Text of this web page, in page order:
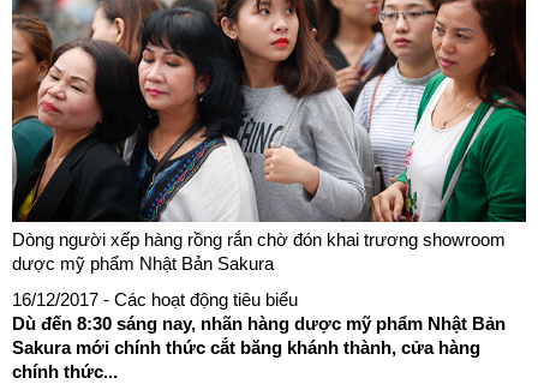
Dòng người xếp hàng rồng rắn chờ đón khai trương showroom
dược mỹ phẩm Nhật Bản Sakura
16/12/2017 - Các hoạt động tiêu biểu
Dù đến 8:30 sáng nay, nhãn hàng dược mỹ phẩm Nhật Bản
Sakura mới chính thức cắt băng khánh thành, cửa hàng
chính thức...